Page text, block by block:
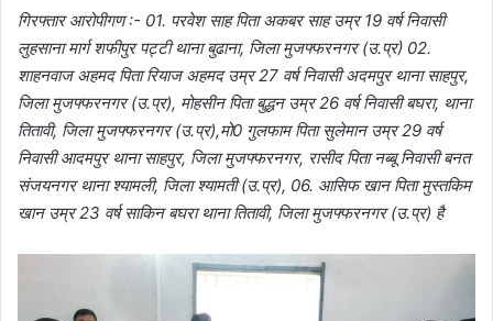
गिरफ्तार आरोपीगण :- 01. परवेश साह पिता अकबर साह उम्र 19 वर्ष निवासी
लुहसाना मार्ग शफीपुर पट्टी थाना बुढाना, जिला मुजफ्फरनगर (उ.प्र) 02.
शाहनवाज अहमद पिता रियाज अहमद उम्र 27 वर्ष निवासी अदमपुर थाना साहपुर,
जिला मुजफ्फरनगर (उ.प्र), मोहसीन पिता बुद्धन उम्र 26 वर्ष निवासी बघरा, थाना
तितावी, जिला मुजफ्फरनगर (उ.प्र),मो0 गुलफाम पिता सुलेमान उम्र 29 वर्ष
निवासी आदमपुर थाना साहपुर, जिला मुजफ्फरनगर, रासीद पिता नब्बू निवासी बनत
संजयनगर थाना श्यामली, जिला श्यामती (उ.प्र), 06. आसिफ खान पिता मुस्तकिम
खान उम्र 23 वर्ष साकिन बघरा थाना तितावी, जिला मुजफ्फरनगर (उ.प्र) है